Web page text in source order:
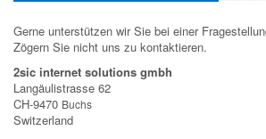
Gerne unterstützen wir Sie bei einer
Zögern Sie nicht uns zu kontaktieren.
2sic internet solutions gmbh
Langäulistrasse 62
CH-9470 Buchs
Switzerland